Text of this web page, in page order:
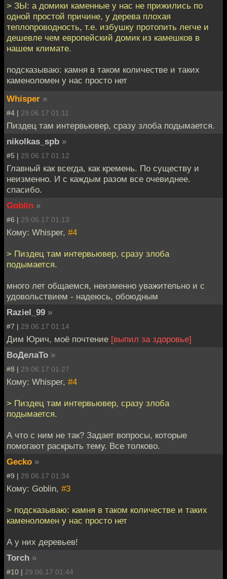
> ЗЫ: а домики каменные у нас не прижились по
одной простой причине, у дерева плохая
теплопроводность, т.е. избушку протопить легче и
дешевле чем европейский домик из камешков в
нашем климате.
подсказываю: камня в таком количестве и таких
каменоломен у нас просто нет
Whisper »
#4 | 29.06.17 01:11
Пиздец там интервьювер, сразу злоба подымается.
nikolkas_spb »
#5 | 29.06.17 01:12
Главный как всегда, как кремень. По существу и
неизменно. И с каждым разом все очевиднее.
спасибо.
Goblin »
#6 | 29.06.17 01:13
Кому: Whisper, #4
> Пиздец там интервьювер, сразу злоба
подымается.
много лет общаемся, неизменно уважительно и с
удовольствием - надеюсь, обоюдным
Raziel_99 »
#7 | 29.06.17 01:14
Дим Юрич, моё почтение [выпил за здоровье]
ВоДелаТо »
#8 | 29.06.17 01:27
Кому: Whisper, #4
> Пиздец там интервьювер, сразу злоба
подымается.
А что с ним не так? Задает вопросы, которые
помогают раскрыть тему. Все толково.
Gecko »
#9 | 29.06.17 01:34
Кому: Goblin, #3
> подсказываю: камня в таком количестве и таких
каменоломен у нас просто нет
А у них деревьев!
Torch »
#10 | 29.06.17 01:44